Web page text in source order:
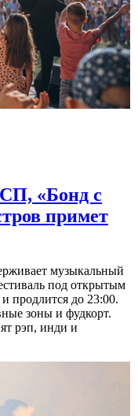
«Бонд с
примет
музыкальный
под открытым
продлится до 23:00.
зоны и фудкорт.
рэп, инди и